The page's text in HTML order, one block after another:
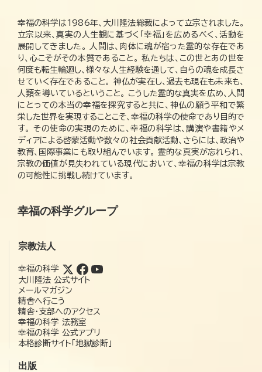
幸福の科学は1986年、大川隆法総裁によって立宗されました。
立宗以来、真実の人生観に基づく「幸福」を広めるべく、活動を
展開してきました。 人間は、肉体に魂が宿った霊的な存在であ
り、心こそがその本質であること。 私たちは、この世とあの世を
何度も転生輪廻し、様々な人生経験を通して、自らの魂を成長さ
せていく存在であること。 神仏が実在し、過去も現在も未来も、
人類を導いているということ。 こうした霊的な真実を広め、人間
にとっての本当の幸福を探究すると共に、神仏の願う平和で繁
栄した世界を実現することこそ、幸福の科学の使命であり目的で
す。 その使命の実現のために、幸福の科学は、講演や書籍やメ
ディアによる啓蒙活動や数々の社会貢献活動、さらには、政治や
教育、国際事業にも取り組んでいます。 霊的な真実が忘れられ、
宗教の価値が見失われている現代において、幸福の科学は宗教
の可能性に挑戦し続けています。
幸福の科学グループ
宗教法人
幸福の科学
大川隆法 公式サイト
メールマガジン
精舎へ行こう
精舎・支部へのアクセス
幸福の科学 法務室
幸福の科学 公式アプリ
本格診断サイト「地獄診断」
出版